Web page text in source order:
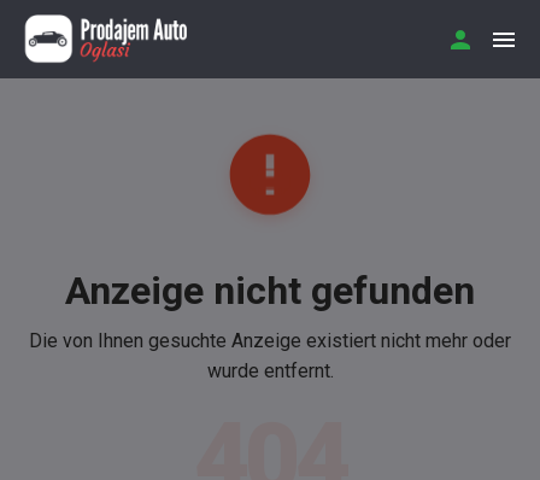
Anzeige nicht gefunden
Die von Ihnen gesuchte Anzeige existiert nicht mehr oder
wurde entfernt.